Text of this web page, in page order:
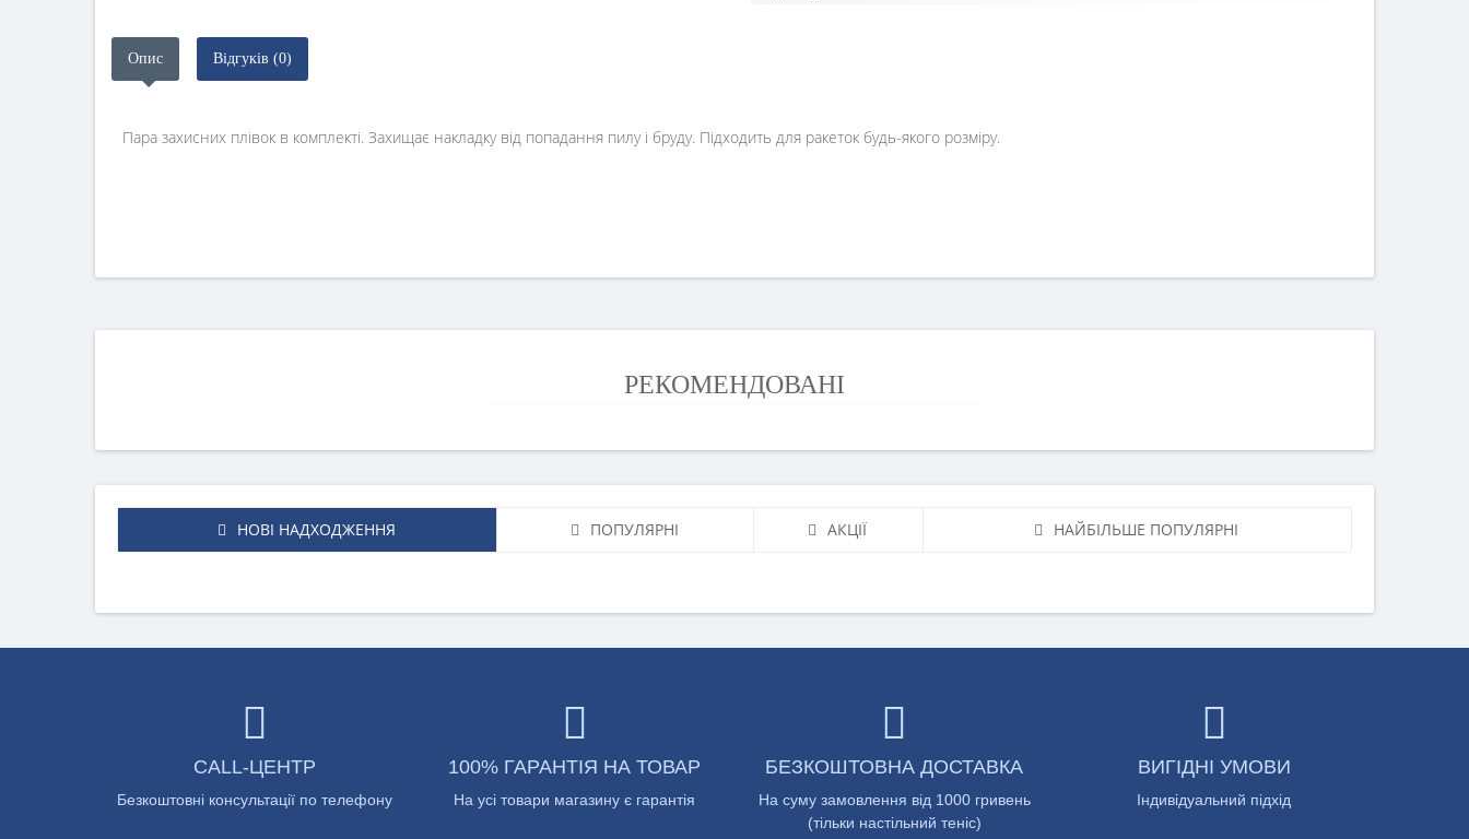
Опис Відгуків (0)
Пара захисних плівок в комплекті. Захищає накладку від попадання пилу і бруду. Підходить для ракеток будь-якого розміру.
РЕКОМЕНДОВАНІ
НОВІ НАДХОДЖЕННЯ ПОПУЛЯРНІ АКЦІЇ НАЙБІЛЬШЕ ПОПУЛЯРНІ
CALL-ЦЕНТР
Безкоштовні консультації по телефону
100% ГАРАНТІЯ НА ТОВАР
На усі товари магазину є гарантія
БЕЗКОШТОВНА ДОСТАВКА
На суму замовлення від 1000 гривень
(тільки настільний теніс)
ВИГІДНІ УМОВИ
Індивідуальний підхід